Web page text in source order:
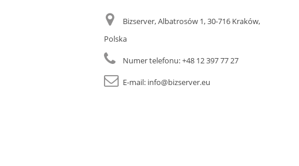
Bizserver, Albatrosów 1, 30-716 Kraków,
Polska
Numer telefonu:+48 12 397 77 27
E-mail: info@bizserver.eu